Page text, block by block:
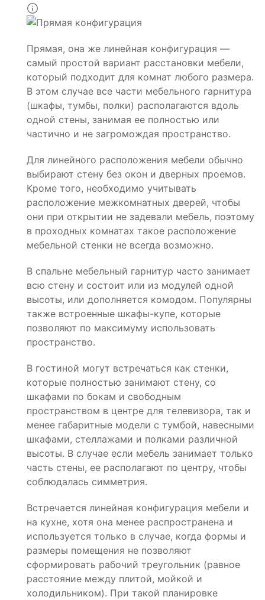
Прямая, она же линейная конфигурация —
самый простой вариант расстановки мебели,
который подходит для комнат любого размера.
В этом случае все части мебельного гарнитура
(шкафы, тумбы, полки) располагаются вдоль
одной стены, занимая ее полностью или
частично и не загромождая пространство.
Для линейного расположения мебели обычно
выбирают стену без окон и дверных проемов.
Кроме того, необходимо учитывать
расположение межкомнатных дверей, чтобы
они при открытии не задевали мебель, поэтому
в проходных комнатах такое расположение
мебельной стенки не всегда возможно.
В спальне мебельный гарнитур часто занимает
всю стену и состоит или из модулей одной
высоты, или дополняется комодом. Популярны
также встроенные шкафы-купе, которые
позволяют по максимуму использовать
пространство.
В гостиной могут встречаться как стенки,
которые полностью занимают стену, со
шкафами по бокам и свободным
пространством в центре для телевизора, так и
менее габаритные модели с тумбой, навесными
шкафами, стеллажами и полками различной
высоты. В случае если мебель занимает только
часть стены, ее располагают по центру, чтобы
соблюдалась симметрия.
Встречается линейная конфигурация мебели и
на кухне, хотя она менее распространена и
используется только в случае, когда формы и
размеры помещения не позволяют
сформировать рабочий треугольник (равное
расстояние между плитой, мойкой и
холодильником). При такой планировке